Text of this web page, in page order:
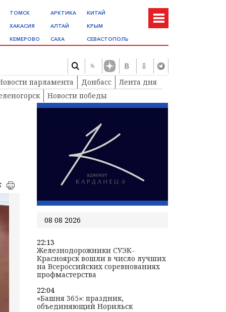
ТОМСК
ХАКАСИЯ
КЕМЕРОВО
АРКТИКА
АЛТАЙ
САХА
КИТАЙ
КРЫМ
СЕВАСТОПОЛЬ
парламента Донбасс
Лента дня
Новости победы
08 08 2026
22:13
Железнодорожники СУЭК-
Красноярск вошли в число лучших
на Всероссийских соревнованиях
профмастерства
22:04
«Башня 365»: праздник,
объединяющий Норильск